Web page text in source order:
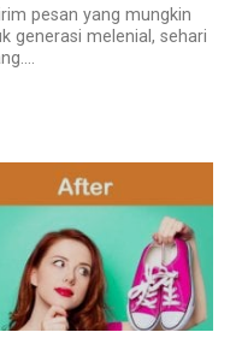
pesan yang mungkin
generasi melenial, sehari